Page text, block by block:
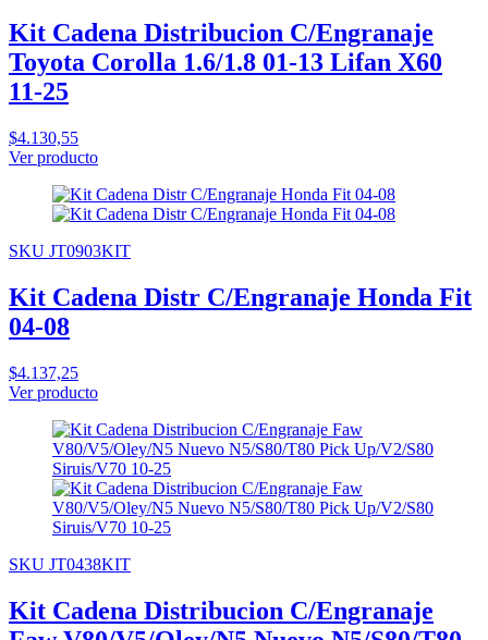
Kit Cadena Distribucion C/Engranaje
Toyota Corolla 1.6/1.8 01-13 Lifan X60
11-25
$4.130,55
Ver producto
SKU JT0903KIT
Kit Cadena Distr C/Engranaje Honda Fit
04-08
$4.137,25
Ver producto
SKU JT0438KIT
Kit Cadena Distribucion C/Engranaje